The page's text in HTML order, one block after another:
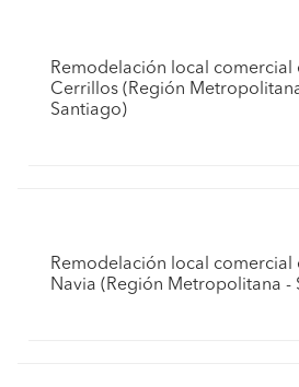
Remodelación local comercial
Cerrillos (Región
Santiago)
Remodelación local comercial
Navia (Región Metropolitana -